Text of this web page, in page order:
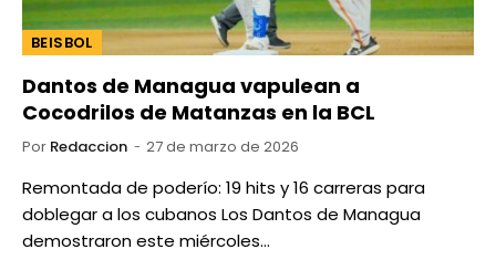
BEISBOL
Dantos de Managua vapulean a
Cocodrilos de Matanzas en la BCL
Por Redaccion 27 de marzo de 2026
Remontada de poderío: 19 hits y 16 carreras para
doblegar a los cubanos Los Dantos de Managua
demostraron este miércoles…